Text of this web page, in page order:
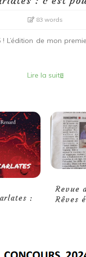
83 words
L’édition de mon
Lire la suite
:
Revue
Rêves